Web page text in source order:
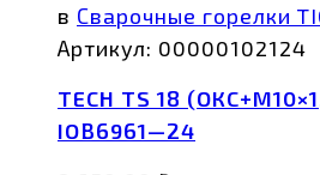
в Сварочные горелки
Артикул: 00000102124
TECH TS 18
IOB6961—24